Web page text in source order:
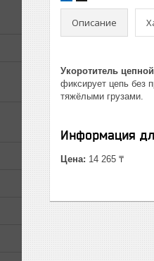
Описание
Укоротитель
фиксирует цепь без
тяжёлыми грузами.
Информация
Цена: 14 265 ₸